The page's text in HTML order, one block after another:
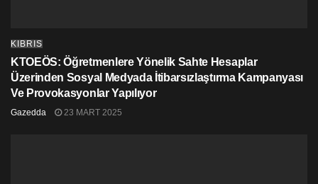
KIBRIS
KTOEÖS: Öğretmenlere Yönelik Sahte Hesaplar
Üzerinden Sosyal Medyada İtibarsızlaştırma Kampanyası
Ve Provokasyonlar Yapılıyor
Gazedda 23 MART 2025